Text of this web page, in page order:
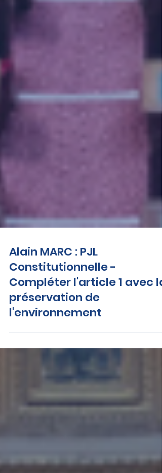
Alain MARC : PJL
Constitutionnelle -
préservation de
l'environnement